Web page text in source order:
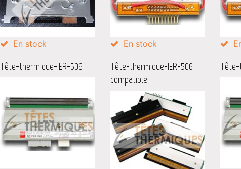
En stock En stock
Tête-thermique-IER-506
Tête-thermique-IER-506
compatible
Tête-